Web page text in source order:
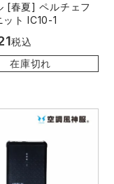
[春夏] ペルチェフ
ット IC10-1
税込
在庫切れ